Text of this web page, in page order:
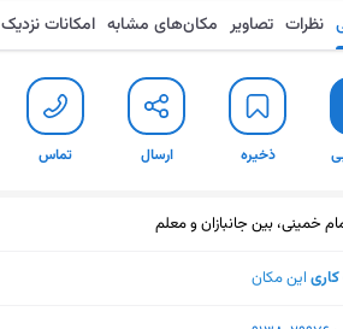
نظرات تصاویر مکان‌های مشابه امکانات نزدیک
ذخیره ارسال تماس
خمینی، بین جانبازان و معلم
این مکان